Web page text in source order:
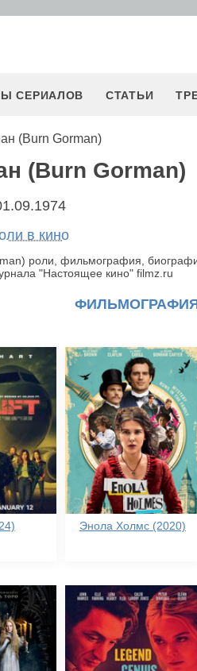
СЕРИАЛОВ СТАТЬИ
(Burn Gorman)
(Burn Gorman)
в кино
роли, фильмография,
"Настоящее кино" filmz.ru
Энола Холмс (2020)